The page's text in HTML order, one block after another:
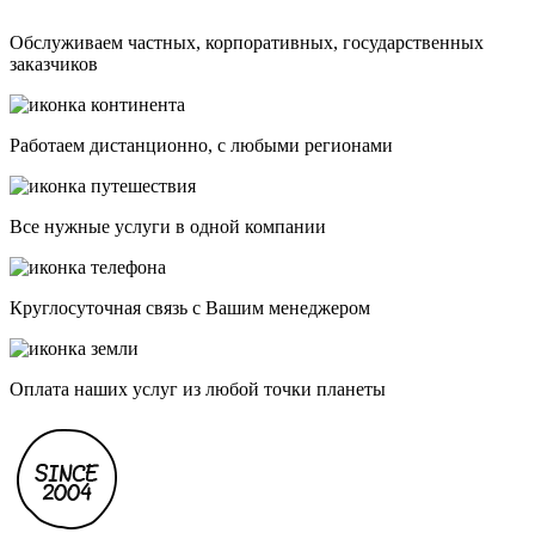
Обслуживаем частных, корпоративных, государственных
заказчиков
Работаем дистанционно, с любыми регионами
Все нужные услуги в одной компании
Круглосуточная связь с Вашим менеджером
Оплата наших услуг из любой точки планеты